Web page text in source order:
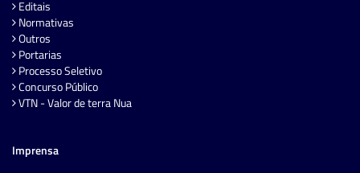
Editais
Normativas
Outros
Portarias
Processo Seletivo
Concurso Público
VTN - Valor de terra Nua
Imprensa